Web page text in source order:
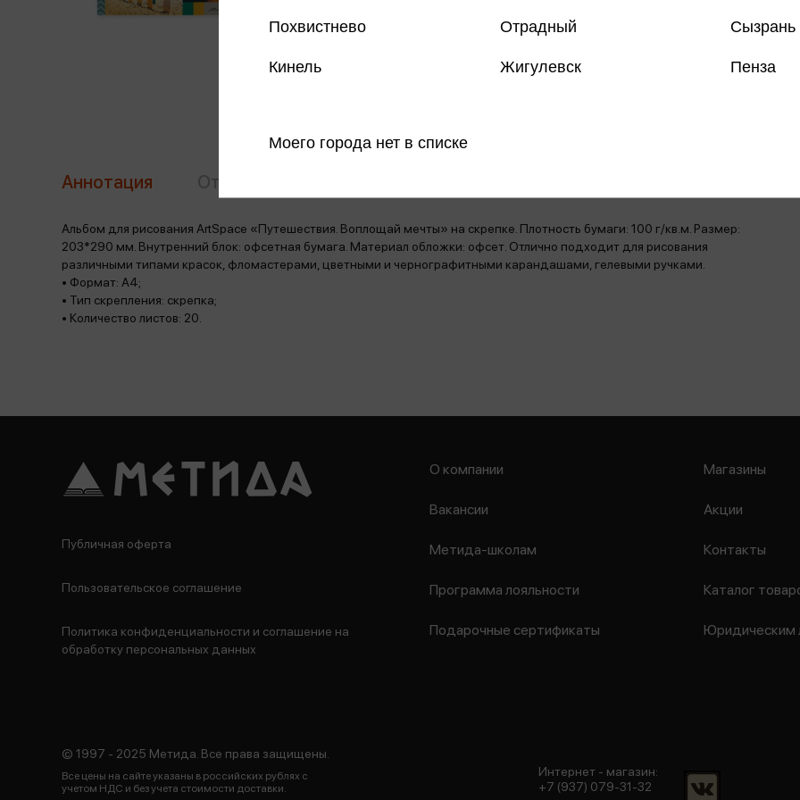
Аннотация
Альбом для рисования ArtSpace «Путешествия. Воплощай мечты» на скрепке. Плотность бумаги: 100 г/кв.м. Размер:
203*290 мм. Внутренний блок: офсетная бумага. Материал обложки: офсет. Отлично подходит для рисования
различными типами красок, фломастерами, цветными и чернографитными карандашами, гелевыми ручками.
• Формат: А4;
• Тип скрепления: скрепка;
• Количество листов: 20.
Похвистнево Отрадный Сызрань
Кинель Жигулевск Пенза
Моего города нет в списке
О компании
Вакансии
Метида-школам
Программа лояльности
Подарочные сертификаты
Магазины
Акции
Контакты
Каталог
Юридическим
Публичная оферта
Пользовательское соглашение
Политика конфиденциальности и соглашение на
обработку персональных данных
© 1997 - 2025 Метида. Все права защищены.
Все цены на сайте указаны в российских рублях с
учетом НДС и без учета стоимости доставки.
Интернет - магазин:
+7 (937) 079-31-32